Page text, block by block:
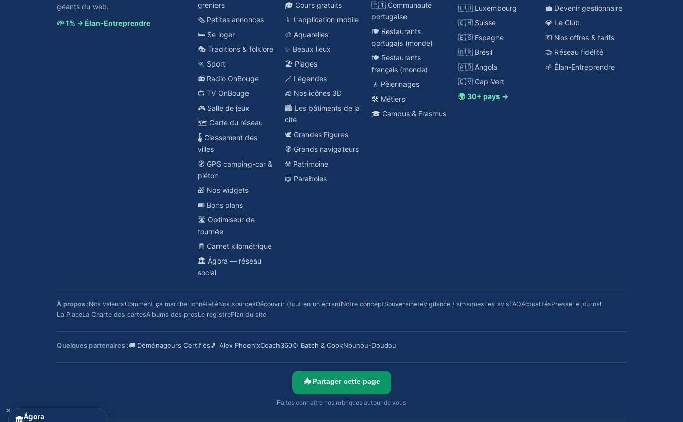
géants du web.
🌱 1% → Élan-Entreprendre
greniers
🗞️ Petites annonces
🛏️ Se loger
🎭 Traditions & folklore
🏃 Sport
📻 Radio OnBouge
📺 TV OnBouge
🎮 Salle de jeux
🗺️ Carte du réseau
🌡️ Classement des
villes
🧭 GPS camping-car &
piéton
🎁 Nos widgets
🎟️ Bons plans
🛣️ Optimiseur de
tournée
🧾 Carnet kilométrique
🏛️ Ágora — réseau
social
🎓 Cours gratuits
📱 L’application mobile
🎨 Aquarelles
✨ Beaux lieux
🏖️ Plages
🪄 Légendes
🧊 Nos icônes 3D
🏙️ Les bâtiments de la
cité
🕊️ Grandes Figures
🧭 Grands navigateurs
⚒️ Patrimoine
📖 Paraboles
🇵🇹 Communauté
portugaise
🍽️ Restaurants
portugais (monde)
🍽️ Restaurants
français (monde)
🚶 Pèlerinages
🛠️ Métiers
🎓 Campus & Erasmus
🇱🇺 Luxembourg
🇨🇭 Suisse
🇪🇸 Espagne
🇧🇷 Brésil
🇦🇴 Angola
🇨🇻 Cap-Vert
🌍 30+ pays →
💼 Devenir gestionnaire
💎 Le Club
💶 Nos offres & tarifs
🤝 Réseau fidélité
🌱 Élan-Entreprendre
À propos :Nos valeursComment ça marcheHonnêtetéNos sourcesDécouvrir (tout en un écran) Notre conceptSouverainetéVigilance / arnaquesLes avisFAQActualitésPresseLe journal
La PlaceLa Charte des cartesAlbums des prosLe registrePlan du site
Quelques partenaires :🚚 Déménageurs Certifiés🎵 Alex PhoenixCoach360🍲 Batch & CookNounou-Doudou
📤 Partager cette page
Faites connaître nos rubriques autour de vous
Ágora
✕